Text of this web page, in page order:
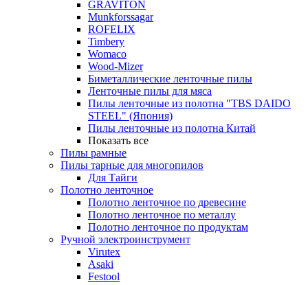
GRAVITON
Munkforssagar
ROFELIX
Timbery
Womaco
Wood-Mizer
Биметаллические ленточные пилы
Ленточные пилы для мяса
Пилы ленточные из полотна "TBS DAIDO
STEEL" (Япония)
Пилы ленточные из полотна Китай
Показать все
Пилы рамные
Пилы тарные для многопилов
Для Тайги
Полотно ленточное
Полотно ленточное по древесине
Полотно ленточное по металлу
Полотно ленточное по продуктам
Ручной электроинструмент
Virutex
Asaki
Festool